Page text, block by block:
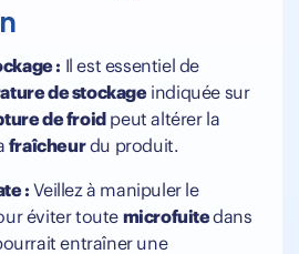
: Il est essentiel de
de stockageindiquée sur
de froid peut altérer la
fraîcheurdu produit.
: Veillez à manipuler le
éviter toute microfuitedans
entraîner une